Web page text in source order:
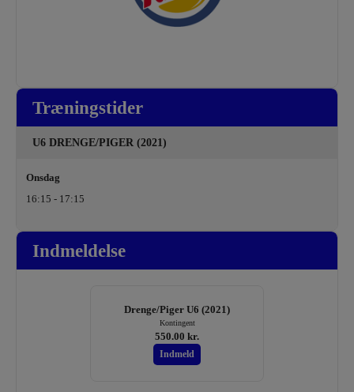
Træningstider
U6 DRENGE/PIGER (2021)
Onsdag
16:15 - 17:15
Indmeldelse
Drenge/Piger U6 (2021)
Kontingent
550.00 kr.
Indmeld